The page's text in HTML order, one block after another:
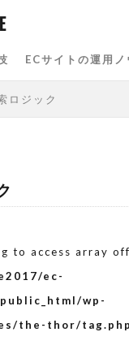
ECサイトの運用ノ
ロジック
to access array
ec-
wp-
the-thor/tag.php
アクリエイターpro
ラソン
ーポン参加
スマートフォン
サーチ
ル データベース
トップページ